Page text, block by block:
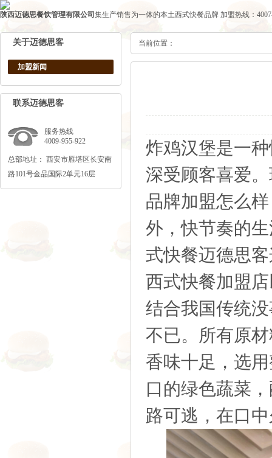
陕西迈德思餐饮管理有限公司 集生产销售为一体的本土西式快餐品牌 加盟热线：
关于迈德思客
加盟新闻
联系迈德思客
服务热线
4009-955-922
总部地址： 西安市雁塔区长安南
路101号金品国际2单元16层
当前位置：
炸鸡汉堡是一
深受顾客喜爱
品牌加盟怎么
外，快节奏的
式快餐迈德思
西式快餐加盟
结合我国传统
不已。所有原
香味十足，选
口的绿色蔬菜
路可逃，在口